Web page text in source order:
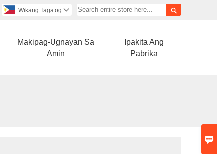


Wikang Tagalog 
Makipag-Ugnayan Sa
Amin
Ipakita Ang
Pabrika